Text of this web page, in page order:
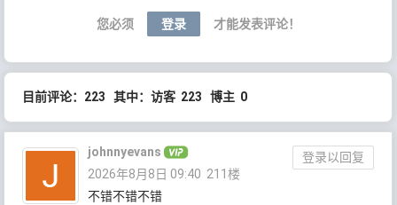
您必须 登录 才能发表评论！
目前评论：223 其中：访客 223 博主 0
johnnyevans
登录以回复
2026年8月8日 09:40 211楼
不错不错不错